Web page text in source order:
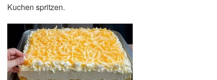
Kuchen spritzen.